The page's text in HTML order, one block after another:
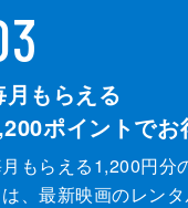
月もらえる
ポイントでお
もらえる1,200円分
は、最新映画のレン